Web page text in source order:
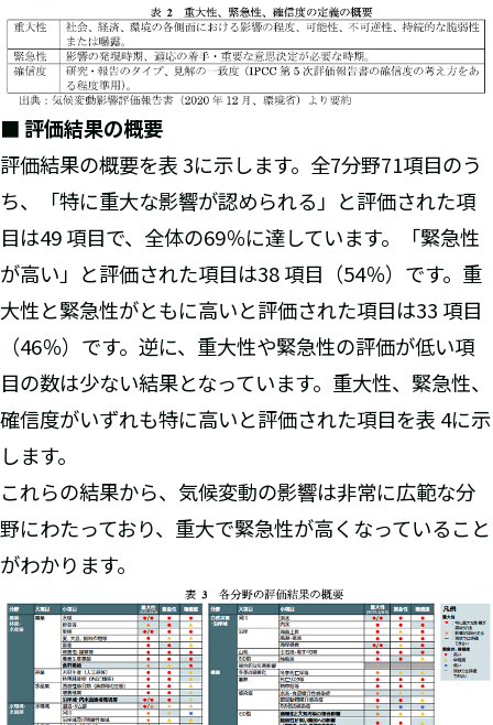
■ 評価結果の概要
評価結果の概要を表 3に示します。全7分野71項目のう
ち、「特に重大な影響が認められる」と評価された項
目は49 項目で、全体の69％に達しています。「緊急性
が高い」と評価された項目は38 項目（54％）です。重
大性と緊急性がともに高いと評価された項目は33 項目
（46％）です。逆に、重大性や緊急性の評価が低い項
目の数は少ない結果となっています。重大性、緊急性、
確信度がいずれも特に高いと評価された項目を表 4に示
します。
これらの結果から、気候変動の影響は非常に広範な分
野にわたっており、重大で緊急性が高くなっていること
がわかります。